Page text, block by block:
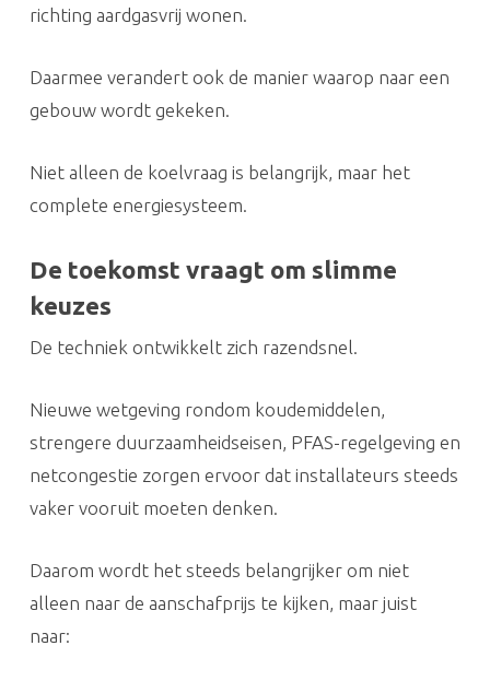
richting aardgasvrij wonen.
Daarmee verandert ook de manier waarop naar een
gebouw wordt gekeken.
Niet alleen de koelvraag is belangrijk, maar het
complete energiesysteem.
De toekomst vraagt om slimme
keuzes
De techniek ontwikkelt zich razendsnel.
Nieuwe wetgeving rondom koudemiddelen,
strengere duurzaamheidseisen, PFAS-regelgeving en
netcongestie zorgen ervoor dat installateurs steeds
vaker vooruit moeten denken.
Daarom wordt het steeds belangrijker om niet
alleen naar de aanschafprijs te kijken, maar juist
naar: